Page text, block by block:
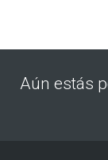
Aún estás